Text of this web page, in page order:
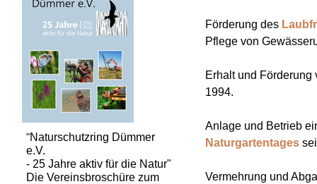
Förderung des
Pflege von
Erhalt und
1994.
Anlage und Betrieb
Naturgartentages
Vermehrung und
"Naturschutzring Dümmer
e.V.
- 25 Jahre aktiv für die Natur"
Die Vereinsbroschüre zum